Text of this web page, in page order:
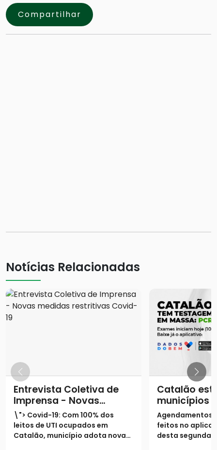
Compartilhar
Notícias Relacionadas
Entrevista Coletiva de
Imprensa - Novas
medidas restritivas
Covid-19
\"> Covid-19: Com 100% dos
leitos de UTI ocupados em
Catalão, município adota novas
Catalão
municípios
terão
massa por
Agendamentos
feitos no
desta segunda-